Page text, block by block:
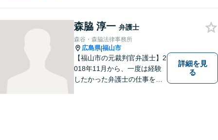
話しにくいことも安心してご
相談ください。あなたの気持
ちに寄り添い、丁寧にお応え
します。
森脇 淳一 弁護士
森谷・森脇法律事務所
広島県|福山市
【福山市の元裁判官弁護士】2
018年11月から、一度は経験
したかった弁護士の仕事を始
詳細を見
る